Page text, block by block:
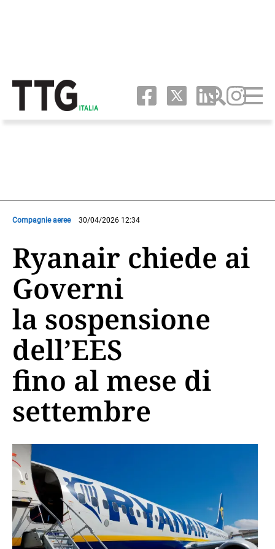
Compagnie aeree 30/04/2026 12:34
Ryanair chiede ai
Governi
la sospensione
dell’EES
fino al mese di
settembre